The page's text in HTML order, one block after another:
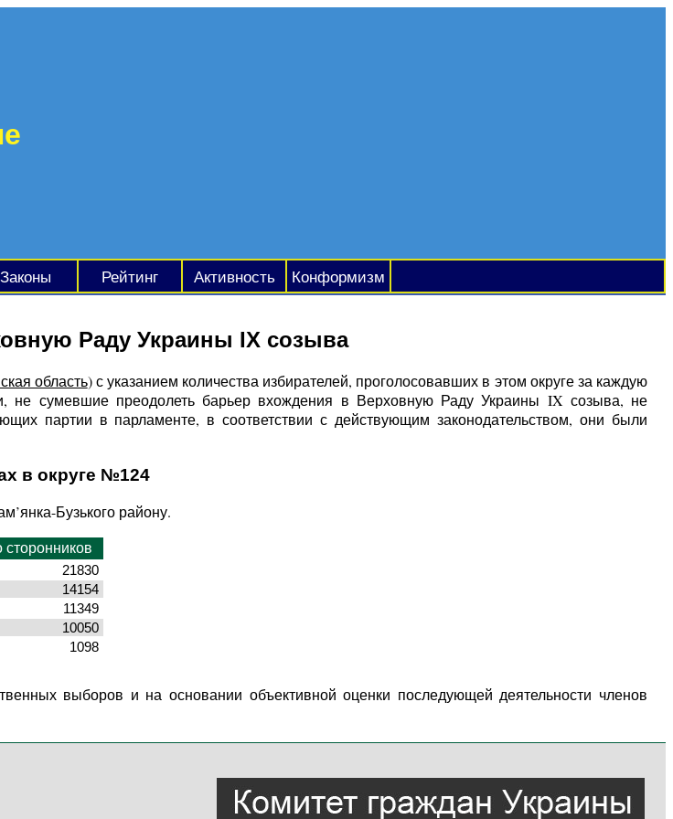
Законы Рейтинг Активность Конформизм
Раду Украины IX созыва
область) с указанием количества избирателей, проголосовавших в этом округе за каждую
не сумевшие преодолеть барьер вхождения в Верховную Раду Украины IX созыва, не
партии в парламенте, в соответствии с действующим законодательством, они были
в округе №124
Бузького району.
сторонников
21830
14154
11349
10050
1098
выборов и на основании объективной оценки последующей деятельности членов